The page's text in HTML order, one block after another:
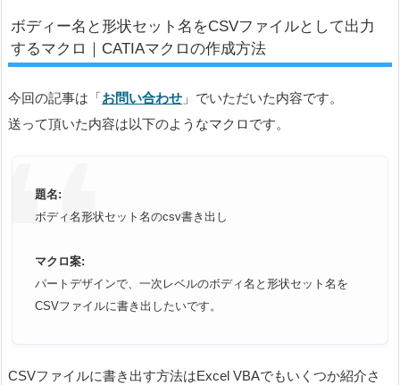
ボディー名と形状セット名をCSVファイルとして出力
するマクロ｜CATIAマクロの作成方法
今回の記事は「お問い合わせ 」でいただいた内容です。
送って頂いた内容は以下のようなマクロです。
題名:
ボディ名形状セット名のcsv書き出し
マクロ案:
パートデザインで、一次レベルのボディ名と形状セット名を
CSVファイルに書き出したいです。
CSVファイルに書き出す方法はExcel VBAでもいくつか紹介さ